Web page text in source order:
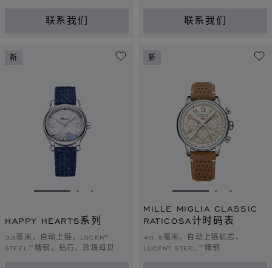
联系我们 联系我们
新
转到幻灯片 1转到幻灯片 2
转到幻灯片 3
HAPPY HEARTS系列
33毫米，自动上链，LUCENT
STEEL™精钢，钻石，珍珠母贝
新
转到幻灯片 1转到幻灯
转到幻
MILLE MIGLIA CLASSIC
RATICOSA计时码表
40.5毫米、自动上链机芯、
LUCENT STEEL™精钢